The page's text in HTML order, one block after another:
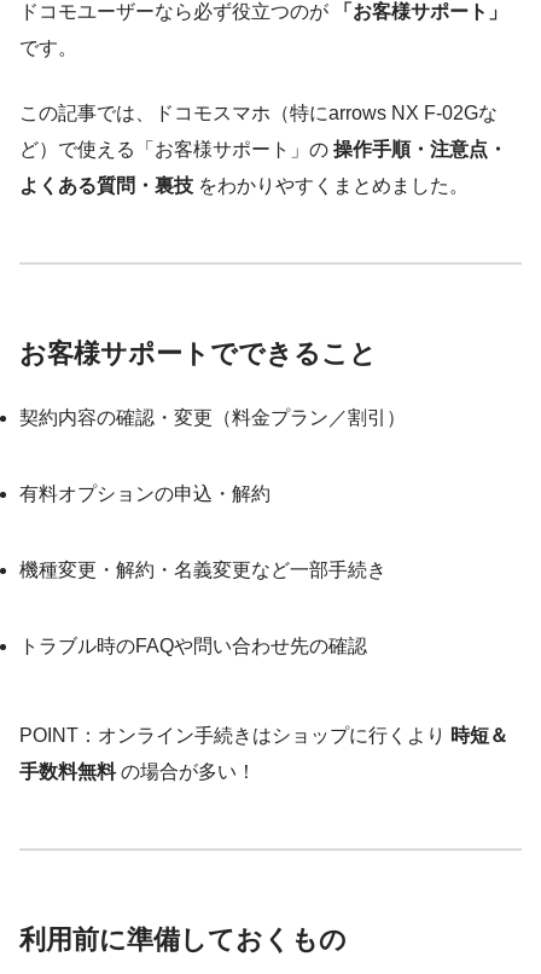
ドコモユーザーなら必ず役立つのが
「お客様サポート」
です。
この記事では、ドコモスマホ（特にarrows NX F-02Gな
ど）で使える「お客様サポート」の 操作手順・注意点・
よくある質問・裏技 をわかりやすくまとめました。
お客様サポートでできること
契約内容の確認・変更（料金プラン／割引）
有料オプションの申込・解約
機種変更・解約・名義変更など一部手続き
トラブル時のFAQや問い合わせ先の確認
POINT：オンライン手続きはショップに行くより 時短＆
手数料無料の場合が多い！
利用前に準備しておくもの